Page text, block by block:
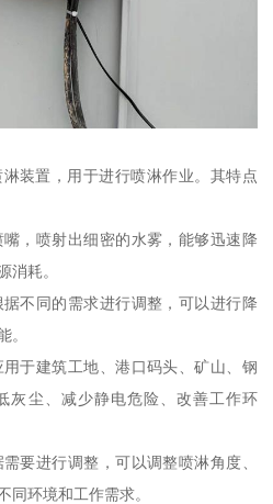
装置，用于进行喷淋作业。其特点
，喷射出细密的水雾，能够迅速降
消耗。
不同的需求进行调整，可以进行降
。
于建筑工地、港口码头、矿山、钢
灰尘、减少静电危险、改善工作环
要进行调整，可以调整喷淋角度、
同环境和工作需求。